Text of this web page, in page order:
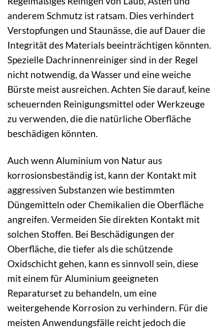
anderem Schmutz ist ratsam. Dies verhindert
Verstopfungen und Staunässe, die auf Dauer die
Integrität des Materials beeinträchtigen könnten.
Spezielle Dachrinnenreiniger sind in der Regel
nicht notwendig, da Wasser und eine weiche
Bürste meist ausreichen. Achten Sie darauf, keine
scheuernden Reinigungsmittel oder Werkzeuge
zu verwenden, die die natürliche Oberfläche
beschädigen könnten.
Auch wenn Aluminium von Natur aus
korrosionsbeständig ist, kann der Kontakt mit
aggressiven Substanzen wie bestimmten
Düngemitteln oder Chemikalien die Oberfläche
angreifen. Vermeiden Sie direkten Kontakt mit
solchen Stoffen. Bei Beschädigungen der
Oberfläche, die tiefer als die schützende
Oxidschicht gehen, kann es sinnvoll sein, diese
mit einem für Aluminium geeigneten
Reparaturset zu behandeln, um eine
weitergehende Korrosion zu verhindern. Für die
meisten Anwendungsfälle reicht jedoch die